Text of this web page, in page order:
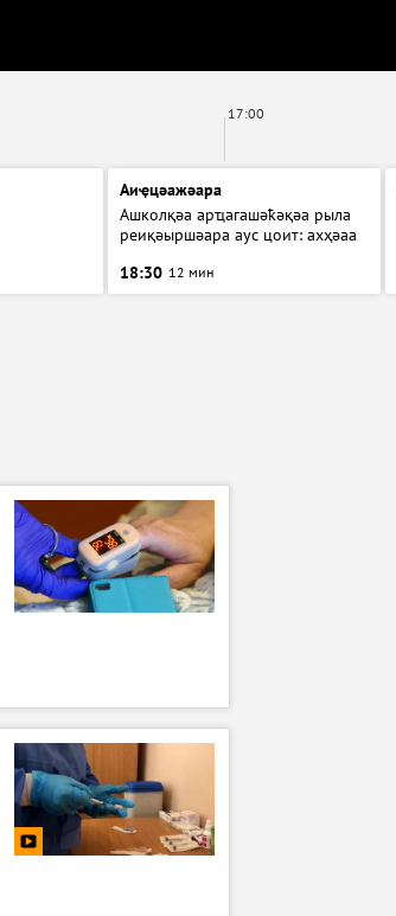
17:00
Аиҿцәажәара
Ашколқәа арҵагашәҟәқәа рыла
реиқәыршәара аус цоит: ахҳәаа
18:30 12 мин